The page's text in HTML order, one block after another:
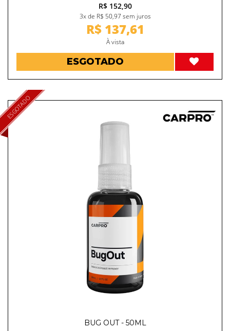
R$ 152,90
3x de R$ 50,97 sem juros
R$ 137,61
À vista
ESGOTADO
ESGOTADO
BUG OUT - 50ML